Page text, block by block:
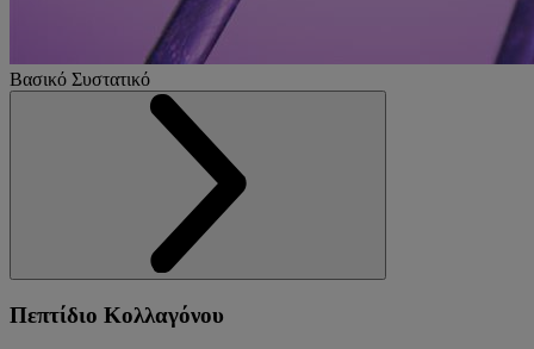
Βασικό Συστατικό
Πεπτίδιο Κολλαγόνου